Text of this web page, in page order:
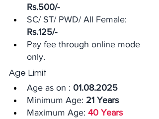
Rs.500/-
SC/ ST/ PWD/ All Female:
Rs.125/-
Pay fee through online mode
only.
Age Limit
Age as on : 01.08.2025
Minimum Age: 21 Years
Maximum Age: 40 Years